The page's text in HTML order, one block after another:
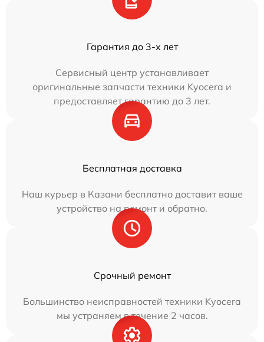
Гарантия до 3-х лет
Сервисный центр устанавливает
оригинальные запчасти техники Kyocera и
предоставляет гарантию до 3 лет.
Бесплатная доставка
Наш курьер в Казани бесплатно доставит ваше
устройство на ремонт и обратно.
Срочный ремонт
Большинство неисправностей техники Kyocera
мы устраняем в течение 2 часов.